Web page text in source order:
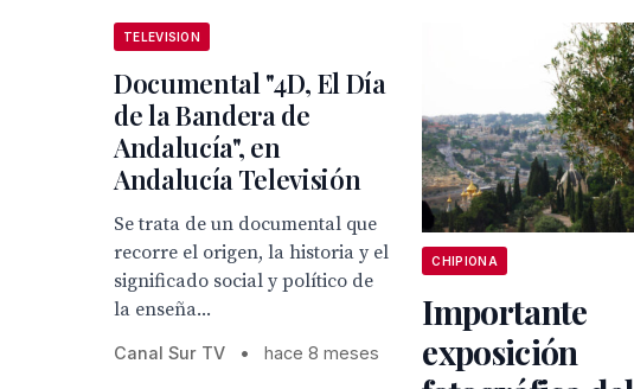
TELEVISION
Documental "4D, El Día
de la Bandera de
Andalucía", en
Andalucía Televisión
Se trata de un documental que
recorre el origen, la historia y el
significado social y político de
la enseña...
Canal Sur TV • hace 8 meses
CHIPIONA
Importante
exposición